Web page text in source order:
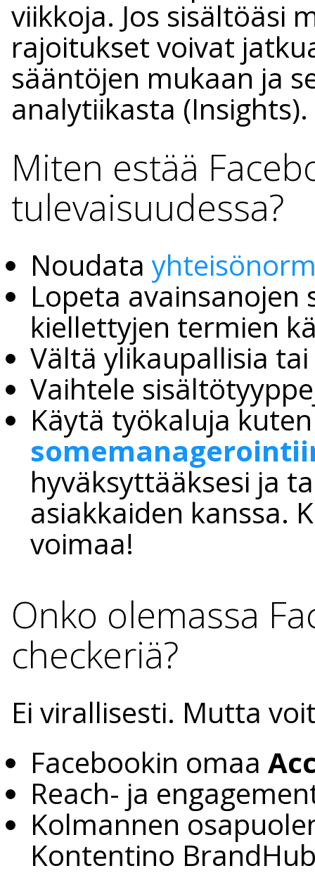
viikkoja. Jos sisältöäsi
rajoitukset voivat
sääntöjen mukaan ja
analytiikasta (Insights).
Miten estää
tulevaisuudessa?
Noudata
Lopeta
kiellettyjen termien
Vältä ylikaupallisia
Vaihtele
Käytä työkaluja
hyväksyttääksesi ja
asiakkaiden kanssa.
voimaa!
Onko olemassa
checkeriä?
Ei virallisesti. Mutta
Facebookin omaa
Reach- ja
Kolmannen
Kontentino